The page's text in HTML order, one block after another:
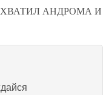
АНДРОМА И